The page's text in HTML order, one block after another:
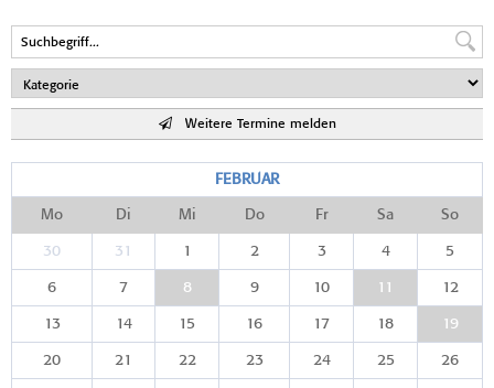
Weitere Termine melden
FEBRUAR
Mo Di Mi Do Fr Sa So
30 31 1 2 3 4 5
6 7 8 9 10 11 12
13 14 15 16 17 18 19
20 21 22 23 24 25 26